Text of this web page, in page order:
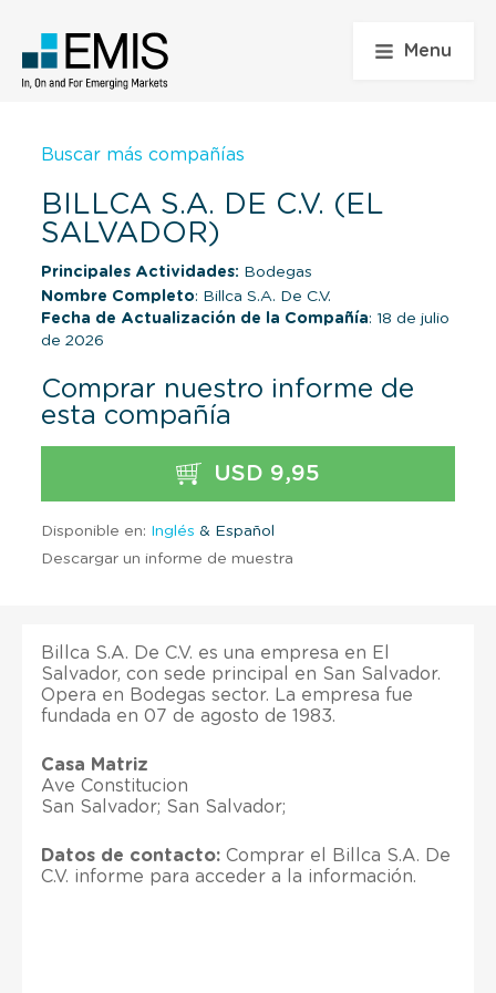
Menu
Buscar más compañías
BILLCA S.A. DE C.V. (EL
SALVADOR)
Principales Actividades: Bodegas
Nombre Completo: Billca S.A. De C.V.
Fecha de Actualización de la Compañía: 18 de julio
de 2026
Comprar nuestro informe de
esta compañía
USD 9,95
Disponible en: Inglés & Español
Descargar un informe de muestra
Billca S.A. De C.V. es una empresa en El
Salvador, con sede principal en San Salvador.
Opera en Bodegas sector. La empresa fue
fundada en 07 de agosto de 1983.
Casa Matriz
Ave Constitucion
San Salvador; San Salvador;
Datos de contacto: Comprar el Billca S.A. De
C.V. informe para acceder a la información.